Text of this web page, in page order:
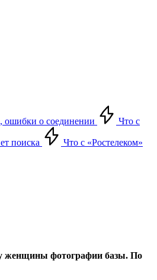
ошибки о соединении Что с
поиска
Что с «Ростелеком»
женщины фотографии базы. По